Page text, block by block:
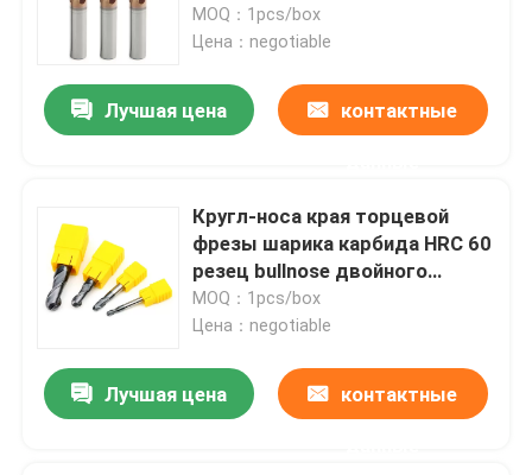
филируя
MOQ：1pcs/box
Цена：negotiable
Лучшая цена контактные
Кругл-носа края торцевой
фрезы шарика карбида HRC 60
резец bullnose двойного
филируя
MOQ：1pcs/box
Цена：negotiable
Лучшая цена контактные